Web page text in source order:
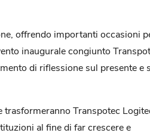
offrendo importanti occasioni
inaugurale congiunto
di riflessione sul presente e
Transpotec
al fine di far crescere e